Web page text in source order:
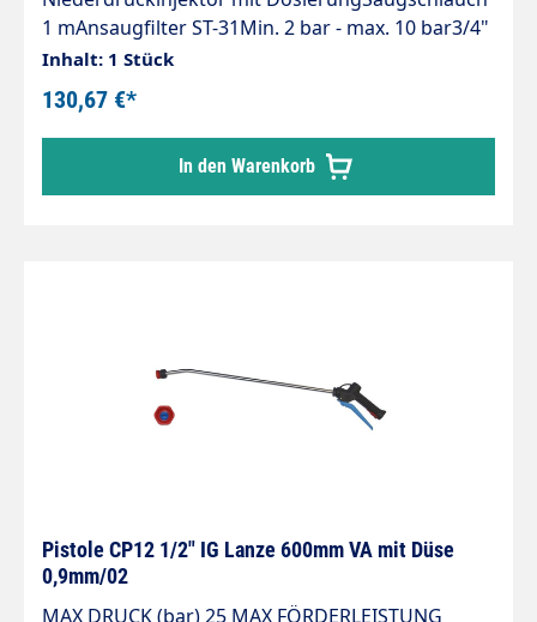
1 mAnsaugfilter ST-31Min. 2 bar - max. 10 bar3/4"
IG : 3/8" IGMit Kupplung und Hahnstecker
Inhalt: 1 Stück
130,67 €*
In den Warenkorb
Pistole CP12 1/2" IG Lanze 600mm VA mit Düse
0,9mm/02
MAX DRUCK (bar) 25 MAX FÖRDERLEISTUNG